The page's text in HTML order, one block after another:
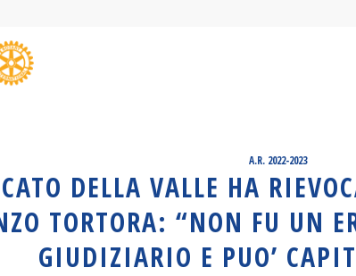
A.R. 2022-2023
DELLA VALLE HA
TORTORA: “NON FU UN
GIUDIZIARIO E PUO’